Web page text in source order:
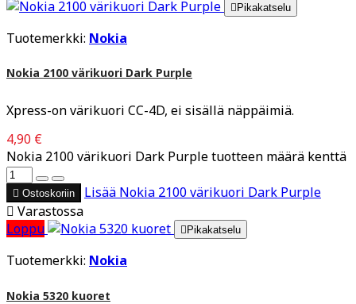
Pikakatselu
Tuotemerkki: Nokia
Nokia 2100 värikuori Dark Purple
Xpress-on värikuori CC-4D, ei sisällä näppäimiä.
4,90 €
Nokia 2100 värikuori Dark Purple tuotteen määrä kenttä
 Ostoskoriin Lisää Nokia 2100 värikuori Dark Purple
 Varastossa
Loppu
 Pikakatselu
Tuotemerkki: Nokia
Nokia 5320 kuoret